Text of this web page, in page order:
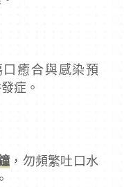
癒合與感染預
症。
，勿頻繁吐口水